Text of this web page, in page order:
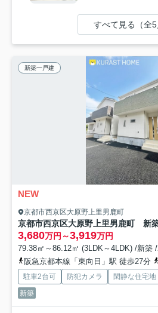
すべて見る（全5
新築一戸建
NEW
京都市西京区大原野上里男鹿町
京都市西京区大原野上里男鹿町 新
3,680万円～3,919万円
79.38㎡～86.12㎡ (3LDK～4LDK) /新築
阪急京都本線「東向日」駅 徒歩27分
駐車2台可 防犯カメラ 閑静な住宅地
新築